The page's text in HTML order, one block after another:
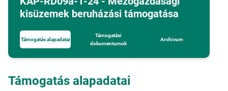
kisüzemek beruházási támogatása
Támogatás alapadatai
Támogatási
dokumentumok
Archivum
Támogatás alapadatai